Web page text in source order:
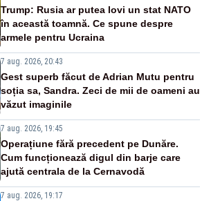
Trump: Rusia ar putea lovi un stat NATO
în această toamnă. Ce spune despre
armele pentru Ucraina
7 aug. 2026, 20:43
Gest superb făcut de Adrian Mutu pentru
soția sa, Sandra. Zeci de mii de oameni au
văzut imaginile
7 aug. 2026, 19:45
Operațiune fără precedent pe Dunăre.
Cum funcționează digul din barje care
ajută centrala de la Cernavodă
7 aug. 2026, 19:17